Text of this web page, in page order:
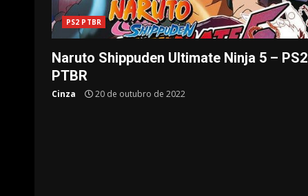
PS2 PTBR
Naruto Shippuden Ultimate Ninja 5 – PS2
PTBR
Cinza 20 de outubro de 2022